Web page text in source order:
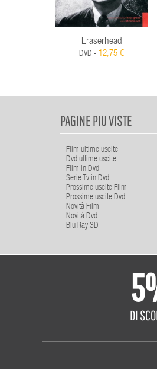
Eraserhead
DVD - 12,75 €
PAGINE PIU VISTE
Film ultime uscite
Dvd ultime uscite
Film in Dvd
Serie Tv in Dvd
Prossime uscite Film
Prossime uscite Dvd
Novità Film
Novità Dvd
Blu Ray 3D
DI